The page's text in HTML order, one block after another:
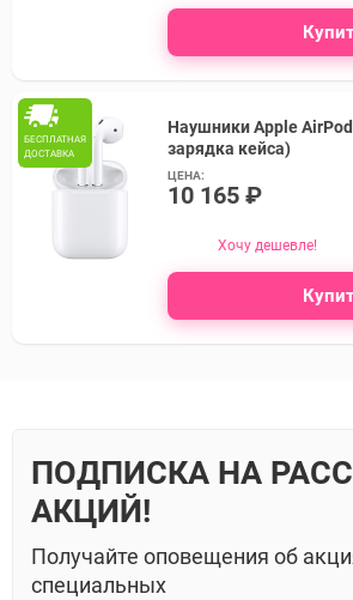
БЕСПЛАТНАЯ
ДОСТАВКА
Наушники Apple
зарядка кейса)
ЦЕНА:
10 165 ₽
Хочу дешевле!
ПОДПИСКА НА
АКЦИЙ!
Получайте оповещения об
специальных